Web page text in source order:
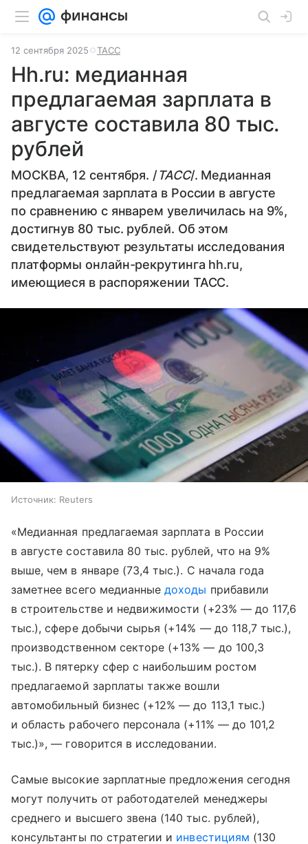
12 сентября 2025 ТАСС
Hh.ru: медианная
предлагаемая зарплата в
августе составила 80 тыс.
рублей
МОСКВА, 12 сентября. /ТАСС/. Медианная
предлагаемая зарплата в России в августе
по сравнению с январем увеличилась на 9%,
достигнув 80 тыс. рублей. Об этом
свидетельствуют результаты исследования
платформы онлайн-рекрутинга hh.ru,
имеющиеся в распоряжении ТАСС.
Источник: Reuters
«Медианная предлагаемая зарплата в России
в августе составила 80 тыс. рублей, что на 9%
выше, чем в январе (73,4 тыс.). С начала года
заметнее всего медианныедоходы прибавили
в строительстве и недвижимости (+23% — до 117,6
тыс.), сфере добычи сырья (+14% — до 118,7 тыс.),
производственном секторе (+13% — до 100,3
тыс.). В пятерку сфер с наибольшим ростом
предлагаемой зарплаты также вошли
автомобильный бизнес (+12% — до 113,1 тыс.)
и область рабочего персонала (+11% — до 101,2
тыс.)», — говорится в исследовании.
Самые высокие зарплатные предложения сегодня
могут получить от работодателей менеджеры
среднего и высшего звена (140 тыс. рублей),
консультанты по стратегии и инвестициям (130